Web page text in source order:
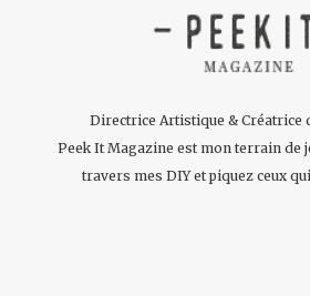
Directrice Artistique & Créatrice
Peek It Magazine est mon terrain de
travers mes DIY et piquez ceux